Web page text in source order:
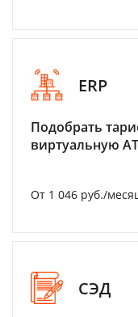
ERP
Подобрать
виртуальную
От 1 046 руб./
СЭД